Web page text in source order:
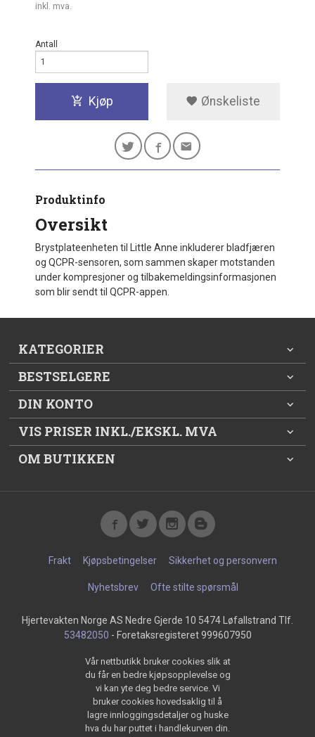
inkl. mva.
Antall
Kjøp Ønskeliste
Produktinfo
Oversikt
Brystplateenheten til Little Anne inkluderer bladfjæren
og QCPR-sensoren, som sammen skaper motstanden
under kompresjoner og tilbakemeldingsinformasjonen
som blir sendt til QCPR-appen.
KATEGORIER
BESTSELGERE
DIN KONTO
VIS PRISER INKL./EKSKL. MVA
OM BUTIKKEN
Frakt Kjøpsbetingelser Sikkerhet og personvern
Nyhetsbrev Ofte stilte spørsmål
Hjertevakten Norge AS Nedre Gjerde 10 5474 Løfallstrand Tlf.
53482050 - Foretaksregisteret 999607950
Vår nettbutikk bruker cookies slik at
du får en bedre kjøpsopplevelse og
vi kan yte deg bedre service. Vi
bruker cookies hovedsaklig til å
lagre innloggingsdetaljer og huske
hva du har puttet i handlekurven din.